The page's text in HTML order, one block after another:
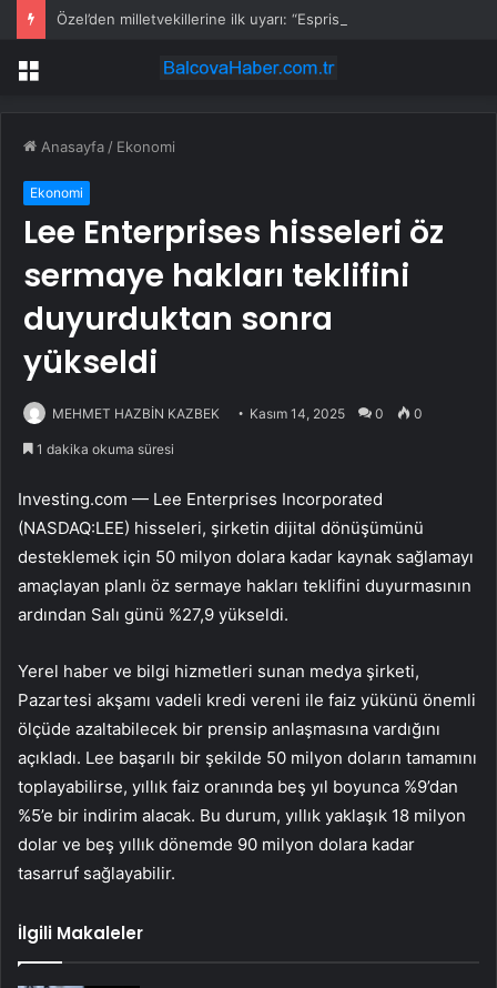
Menü
Anasayfa / Ekonomi
Ekonomi
Lee Enterprises hisseleri öz
sermaye hakları teklifini
duyurduktan sonra
yükseldi
MEHMET HAZBİN KAZBEK Kasım 14, 2025 0 0
1 dakika okuma süresi
Investing.com — Lee Enterprises Incorporated
(NASDAQ:LEE) hisseleri, şirketin dijital dönüşümünü
desteklemek için 50 milyon dolara kadar kaynak sağlamayı
amaçlayan planlı öz sermaye hakları teklifini duyurmasının
ardından Salı günü %27,9 yükseldi.
Yerel haber ve bilgi hizmetleri sunan medya şirketi,
Pazartesi akşamı vadeli kredi vereni ile faiz yükünü önemli
ölçüde azaltabilecek bir prensip anlaşmasına vardığını
açıkladı. Lee başarılı bir şekilde 50 milyon doların tamamını
toplayabilirse, yıllık faiz oranında beş yıl boyunca %9’dan
%5’e bir indirim alacak. Bu durum, yıllık yaklaşık 18 milyon
dolar ve beş yıllık dönemde 90 milyon dolara kadar
tasarruf sağlayabilir.
İlgili Makaleler